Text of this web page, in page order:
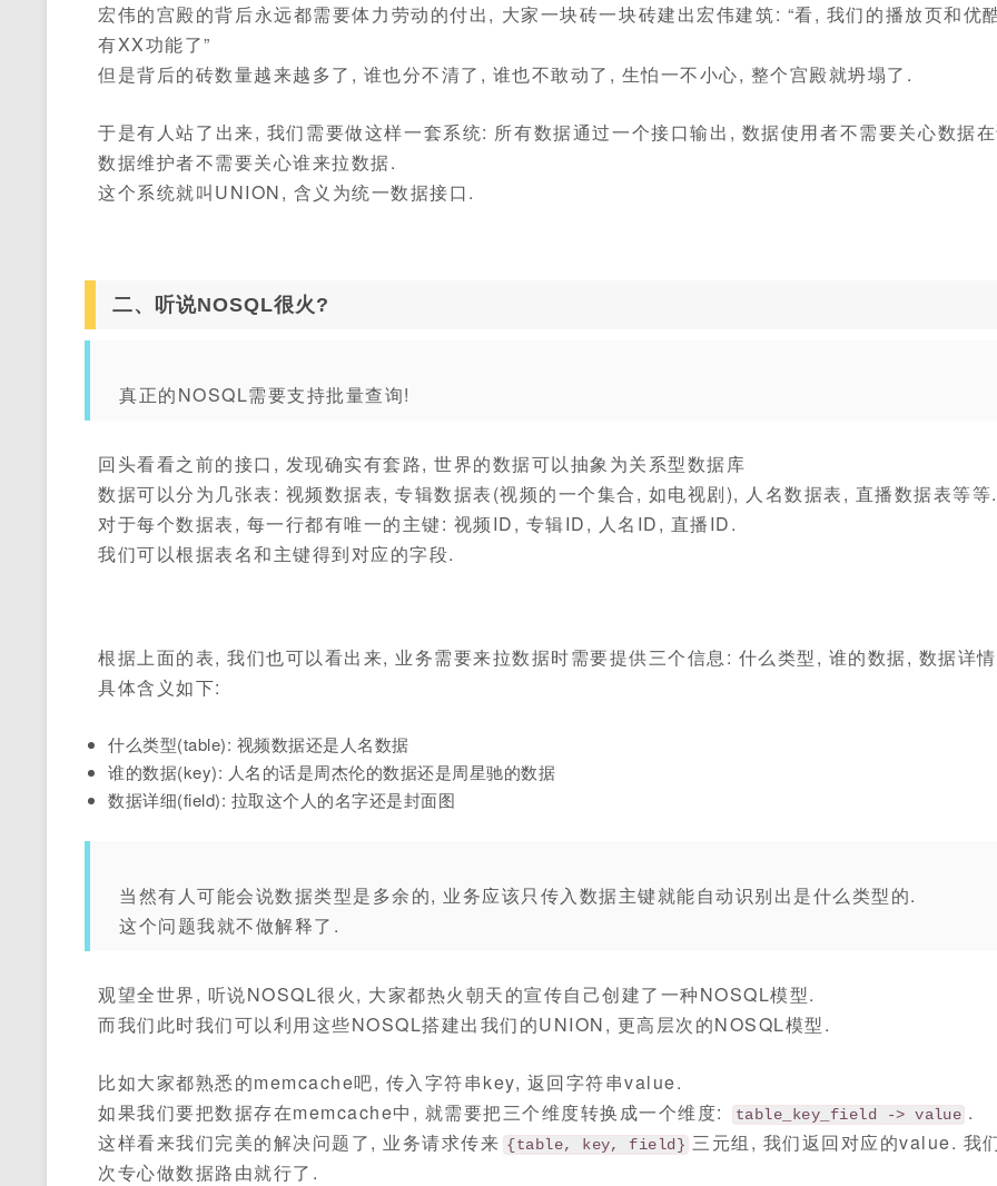
宏伟的宫殿的背后永远都需要体力劳动的付出, 大家一块砖一块砖建出宏伟建筑: “看, 我们的播放页和优
有XX功能了”
但是背后的砖数量越来越多了, 谁也分不清了, 谁也不敢动了, 生怕一不小心, 整个宫殿就坍塌了.
于是有人站了出来, 我们需要做这样一套系统: 所有数据通过一个接口输出, 数据使用者不需要关心数据
数据维护者不需要关心谁来拉数据.
这个系统就叫UNION, 含义为统一数据接口.
二、听说NOSQL很火?
真正的NOSQL需要支持批量查询!
回头看看之前的接口, 发现确实有套路, 世界的数据可以抽象为关系型数据库
数据可以分为几张表: 视频数据表, 专辑数据表(视频的一个集合, 如电视剧), 人名数据表, 直播数据表等等.
对于每个数据表, 每一行都有唯一的主键: 视频ID, 专辑ID, 人名ID, 直播ID.
我们可以根据表名和主键得到对应的字段.
根据上面的表, 我们也可以看出来, 业务需要来拉数据时需要提供三个信息: 什么类型, 谁的数据, 数据详
具体含义如下:
什么类型(table): 视频数据还是人名数据
谁的数据(key): 人名的话是周杰伦的数据还是周星驰的数据
数据详细(field): 拉取这个人的名字还是封面图
当然有人可能会说数据类型是多余的, 业务应该只传入数据主键就能自动识别出是什么类型的.
这个问题我就不做解释了.
观望全世界, 听说NOSQL很火, 大家都热火朝天的宣传自己创建了一种NOSQL模型.
而我们此时我们可以利用这些NOSQL搭建出我们的UNION, 更高层次的NOSQL模型.
比如大家都熟悉的memcache吧, 传入字符串key, 返回字符串value.
如果我们要把数据存在memcache中, 就需要把三个维度转换成一个维度:
table_key_field -> value .
这样看来我们完美的解决问题了, 业务请求传来 {table, key, field} 三元组, 我们返回对应的value. 我
次专心做数据路由就行了.